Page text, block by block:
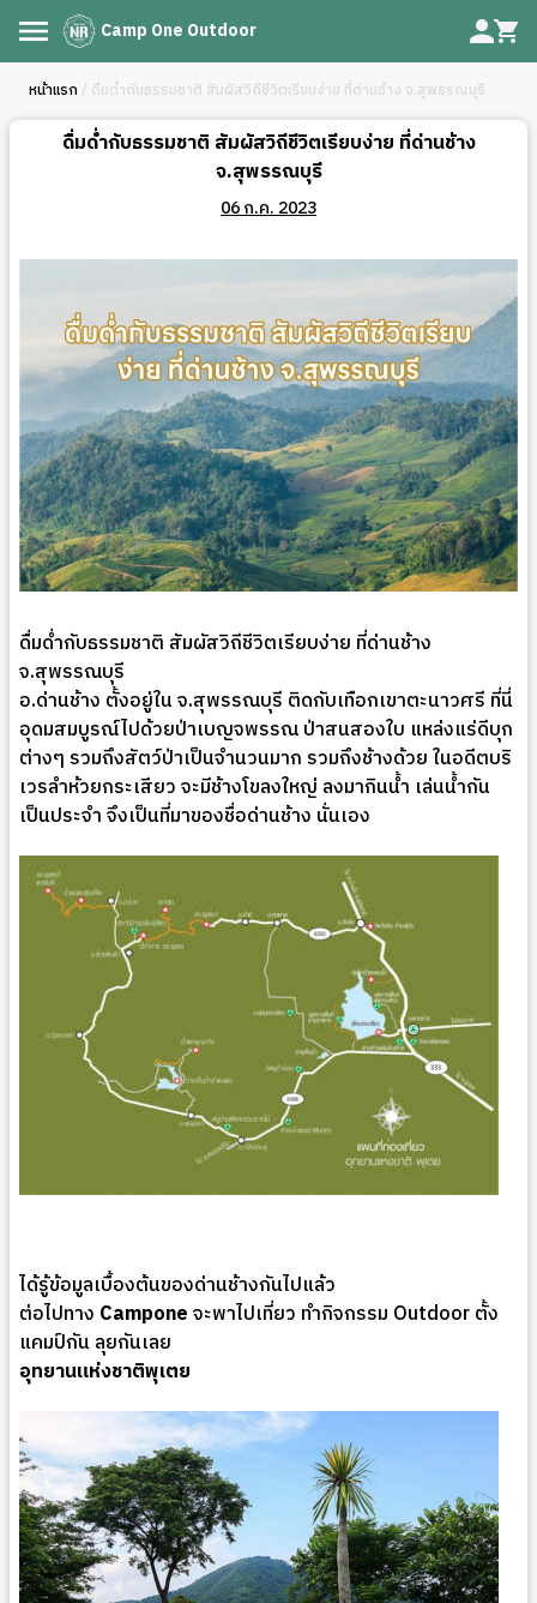
Camp One Outdoor
หน้าแรก / ดื่มด่ำกับธรรมชาติ สัมผัสวิถีชีวิตเรียบง่าย ที่ด่านช้าง จ.สุพรรณบุรี
ดื่มด่ำกับธรรมชาติ สัมผัสวิถีชีวิตเรียบง่าย ที่ด่านช้าง
จ.สุพรรณบุรี
06 ก.ค. 2023
ดื่มด่ำกับธรรมชาติ สัมผัสวิถีชีวิตเรียบง่าย ที่ด่านช้าง
จ.สุพรรณบุรี
อ.ด่านช้าง ตั้งอยู่ใน จ.สุพรรณบุรี ติดกับเทือกเขาตะนาวศรี ที่นี่
อุดมสมบูรณ์ไปด้วยป่าเบญจพรรณ ป่าสนสองใบ แหล่งแร่ดีบุก
ต่างๆ รวมถึงสัตว์ป่าเป็นจำนวนมาก รวมถึงช้างด้วย ในอดีตบริ
เวรลำห้วยกระเสียว จะมีช้างโขลงใหญ่ ลงมากินน้ำ เล่นน้ำกัน
เป็นประจำ จึงเป็นที่มาของชื่อด่านช้าง นั่นเอง
ได้รู้ข้อมูลเบื้องต้นของด่านช้างกันไปแล้ว
ต่อไปทาง Camponeจะพาไปเที่ยว ทำกิจกรรม Outdoor ตั้ง
แคมป์กัน ลุยกันเลย
อุทยานแห่งชาติพุเตย